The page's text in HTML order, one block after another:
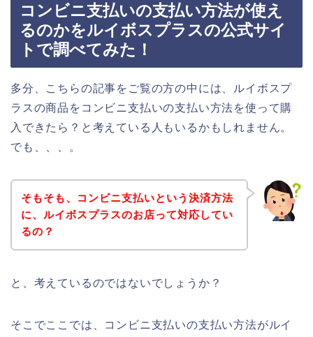
コンビニ支払いの支払い方法が使え
るのかをルイボスプラスの公式サイ
トで調べてみた！
多分、こちらの記事をご覧の方の中には、ルイボスプ
ラスの商品をコンビニ支払いの支払い方法を使って購
入できたら？と考えている人もいるかもしれません。
でも、、、。
そもそも、コンビニ支払いという決済方法
に、ルイボスプラスのお店って対応してい
るの？
と、考えているのではないでしょうか？
そこでここでは、コンビニ支払いの支払い方法がルイ